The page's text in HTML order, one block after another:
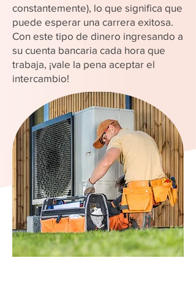
constantemente), lo que significa que
puede esperar una carrera exitosa.
Con este tipo de dinero ingresando a
su cuenta bancaria cada hora que
trabaja, ¡vale la pena aceptar el
intercambio!